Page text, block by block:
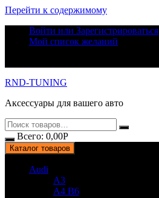
Перейти к содержимому
Войти или Зарегистрироваться
Мой список желаний
RND-TUNING
Аксессуары для вашего авто
Всего: 0,00Р
Каталог товаров
Audi
A3
A4 B6